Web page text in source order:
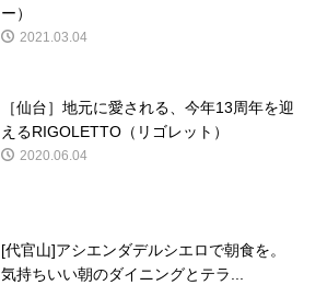
ー）
2021.03.04
［仙台］地元に愛される、今年13周年を迎
えるRIGOLETTO（リゴレット）
2020.06.04
[代官山]アシエンダデルシエロで朝食を。
気持ちいい朝のダイニングとテラ...